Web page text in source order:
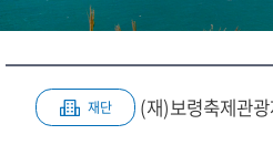
재단 (재)보령축제관